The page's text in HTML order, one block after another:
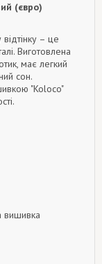
(євро)
– це
Виготовлена
має легкий
сон.
"Koloco"
вишивка